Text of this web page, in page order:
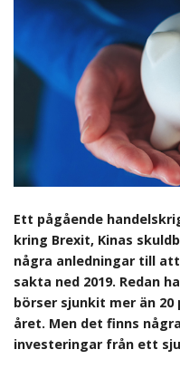
Ett pågående
kring Brexit, Kinas
några anledningar till
sakta ned 2019. Redan
börser sjunkit mer än
året. Men det finns
investeringar från ett